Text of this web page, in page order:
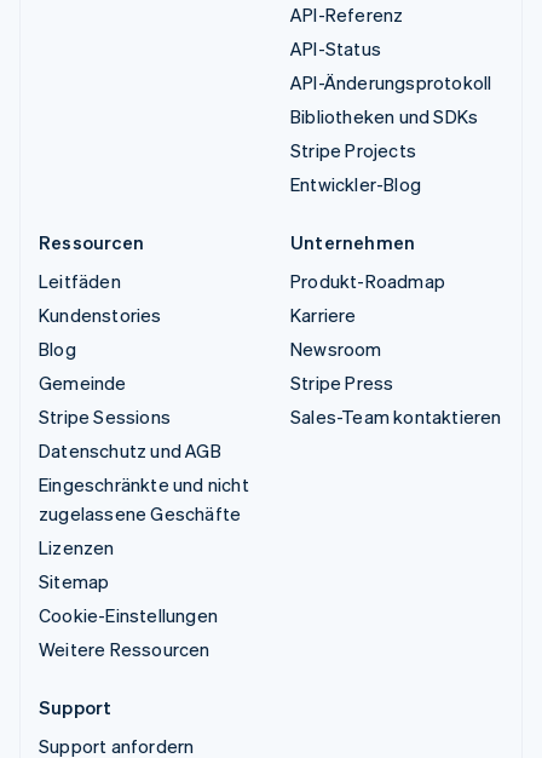
API-Referenz
API-Status
API-Änderungsprotokoll
Bibliotheken und SDKs
Stripe Projects
Entwickler-Blog
Ressourcen
Leitfäden
Kundenstories
Blog
Gemeinde
Stripe Sessions
Datenschutz und AGB
Eingeschränkte und nicht
zugelassene Geschäfte
Lizenzen
Sitemap
Cookie-Einstellungen
Weitere Ressourcen
Unternehmen
Produkt-Roadmap
Karriere
Newsroom
Stripe Press
Sales-Team kontaktieren
Support
Support anfordern